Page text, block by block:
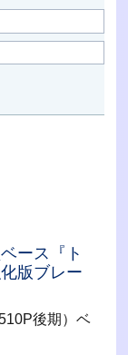
ース『ト
版ブレー
後期）ベ